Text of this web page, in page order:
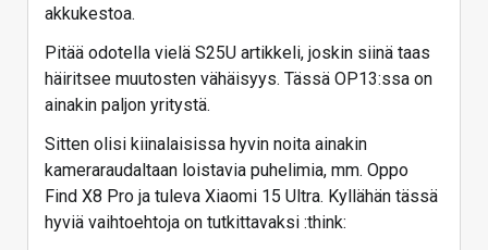
akkukestoa.
Pitää odotella vielä S25U artikkeli, joskin siinä taas
häiritsee muutosten vähäisyys. Tässä OP13:ssa on
ainakin paljon yritystä.
Sitten olisi kiinalaisissa hyvin noita ainakin
kameraraudaltaan loistavia puhelimia, mm. Oppo
Find X8 Pro ja tuleva Xiaomi 15 Ultra. Kyllähän tässä
hyviä vaihtoehtoja on tutkittavaksi :think: